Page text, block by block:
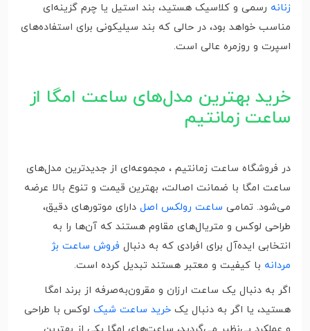
زنانه رسمی و کلاسیک هستید، بند استیل یا چرم گزینه‌ای
مناسب خواهد بود، در حالی که بند سیلیکونی برای استفاده‌های
اسپرت و روزمره عالی است.
خرید بهترین مدل‌های ساعت امگا از
ساعت زمانتیم
در فروشگاه ساعت زمانتیم ، مجموعه‌ای از جدیدترین مدل‌های
ساعت امگا با ضمانت اصالت، بهترین قیمت و تنوع بالا عرضه
می‌شود. تمامی ساعت رولکس اصل دارای موتورهای دقیق،
طراحی لوکس و متریال‌های مقاوم هستند که آن‌ها را به
انتخابی ایده‌آل برای افرادی که به دنبال فروش ساعت بژ
مردانه با کیفیت و معتبر هستند تبدیل کرده است.
اگر به دنبال یک ساعت ارزان و مقرون‌به‌صرفه از برند امگا
هستید، یا اگر به دنبال یک خرید ساعت شیک لوکس با طراحی